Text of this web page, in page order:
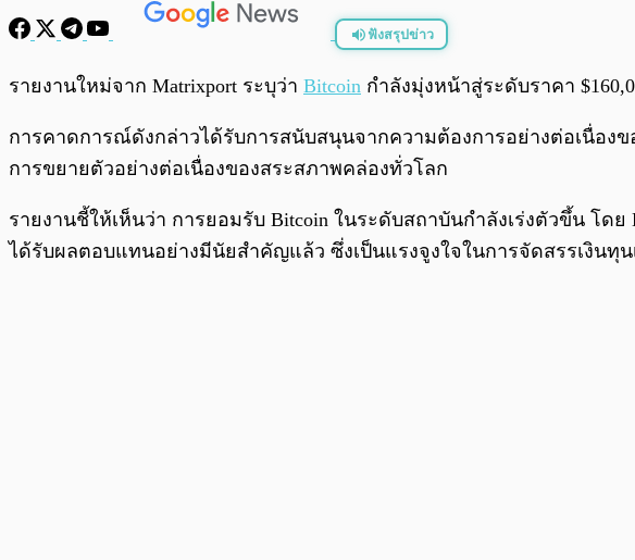
ฟังสรุปข่าว
พร้อมเล่น
รายงานใหม่จาก Matrixport ระบุว่า Bitcoin กำลังมุ่งหน้าสู่ระดับราคา
การคาดการณ์ดังกล่าวได้รับการสนับสนุนจากความต้องการอย่างต่อเนื่อง
การขยายตัวอย่างต่อเนื่องของสระสภาพคล่องทั่วโลก
รายงานชี้ให้เห็นว่า การยอมรับ Bitcoin ในระดับสถาบันกำลังเร่งตัวขึ้น โ
ได้รับผลตอบแทนอย่างมีนัยสำคัญแล้ว ซึ่งเป็นแรงจูงใจในการจัดสรรเงินทุน